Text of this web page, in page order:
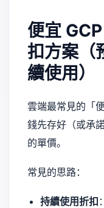
便宜
扣方案（
續使用）
雲端最常見的「
錢先存好（或承
的單價。
常見的思路：
持續使用折扣